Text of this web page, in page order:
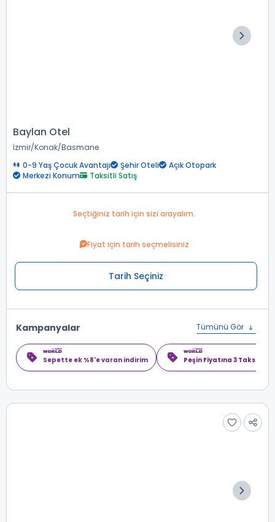
Baylan Otel
İzmir Konak Basmane
0-9 Yaş Çocuk Avantajı
Şehir Oteli
Açık Otopark
Merkezi Konum
Taksitli Satış
Seçtiğiniz tarih için sizi arayalım.
Fiyat için tarih seçmelisiniz
Tarih Seçiniz
Kampanyalar Tümünü Gör
Sepette ek %8'e varan indirim Peşin Fiyatına 3 Taksit